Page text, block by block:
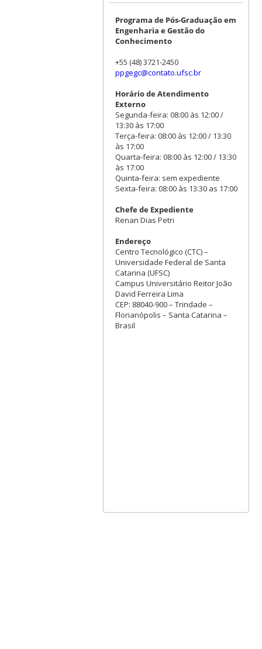
Programa de Pós-Graduação em
Engenharia e Gestão do
Conhecimento
+55 (48) 3721-2450
ppgegc@contato.ufsc.br
Horário de Atendimento
Externo
Segunda-feira: 08:00 às 12:00 /
13:30 às 17:00
Terça-feira: 08:00 às 12:00 / 13:30
às 17:00
Quarta-feira: 08:00 às 12:00 / 13:30
às 17:00
Quinta-feira: sem expediente
Sexta-feira: 08:00 às 13:30 as 17:00
Chefe de Expediente
Renan Dias Petri
Endereço
Centro Tecnológico (CTC) –
Universidade Federal de Santa
Catarina (UFSC)
Campus Universitário Reitor João
David Ferreira Lima
CEP: 88040-900 – Trindade –
Florianópolis – Santa Catarina –
Brasil